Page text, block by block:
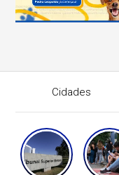
Cidades